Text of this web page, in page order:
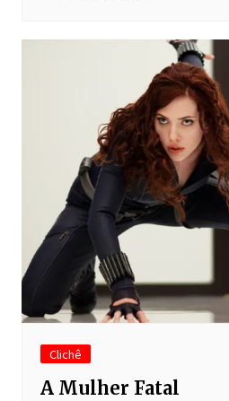
Clichê
A Mulher Fatal